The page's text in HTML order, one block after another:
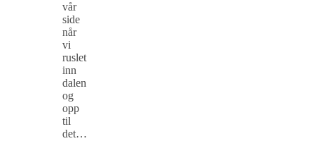
vår
side
når
vi
ruslet
inn
dalen
og
opp
til
det…